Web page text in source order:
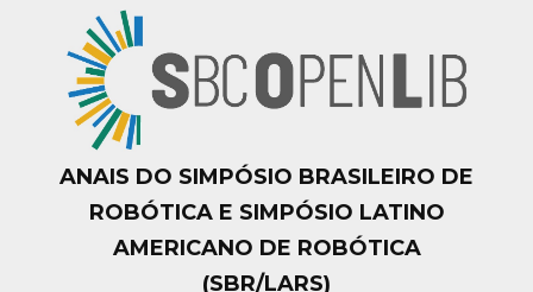
ANAIS DO SIMPÓSIO BRASILEIRO DE
ROBÓTICA E SIMPÓSIO LATINO
AMERICANO DE ROBÓTICA
(SBR/LARS)